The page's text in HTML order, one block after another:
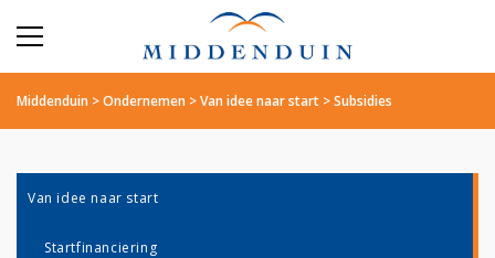
Middenduin >Ondernemen >Van idee naar start >Subsidies
Van idee naar start
Startfinanciering